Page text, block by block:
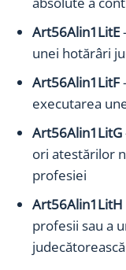
Art56Alin1LitE
unei hotărâri
Art56Alin1LitF
executarea
Art56Alin1LitG
ori atestărilor
profesiei
Art56Alin1LitH
profesii sau a
judecătorească